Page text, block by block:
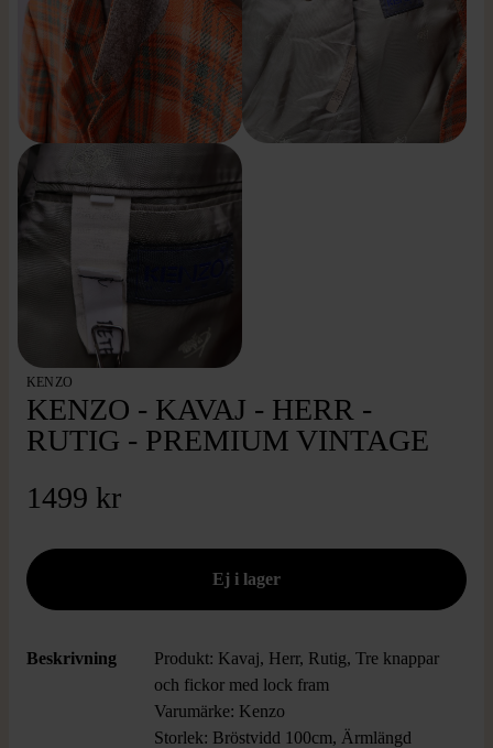
KENZO
KENZO - KAVAJ - HERR -
RUTIG - PREMIUM VINTAGE
1499 kr
Beskrivning
Produkt: Kavaj, Herr, Rutig, Tre knappar
och fickor med lock fram
Varumärke: Kenzo
Storlek: Bröstvidd 100cm, Ärmlängd